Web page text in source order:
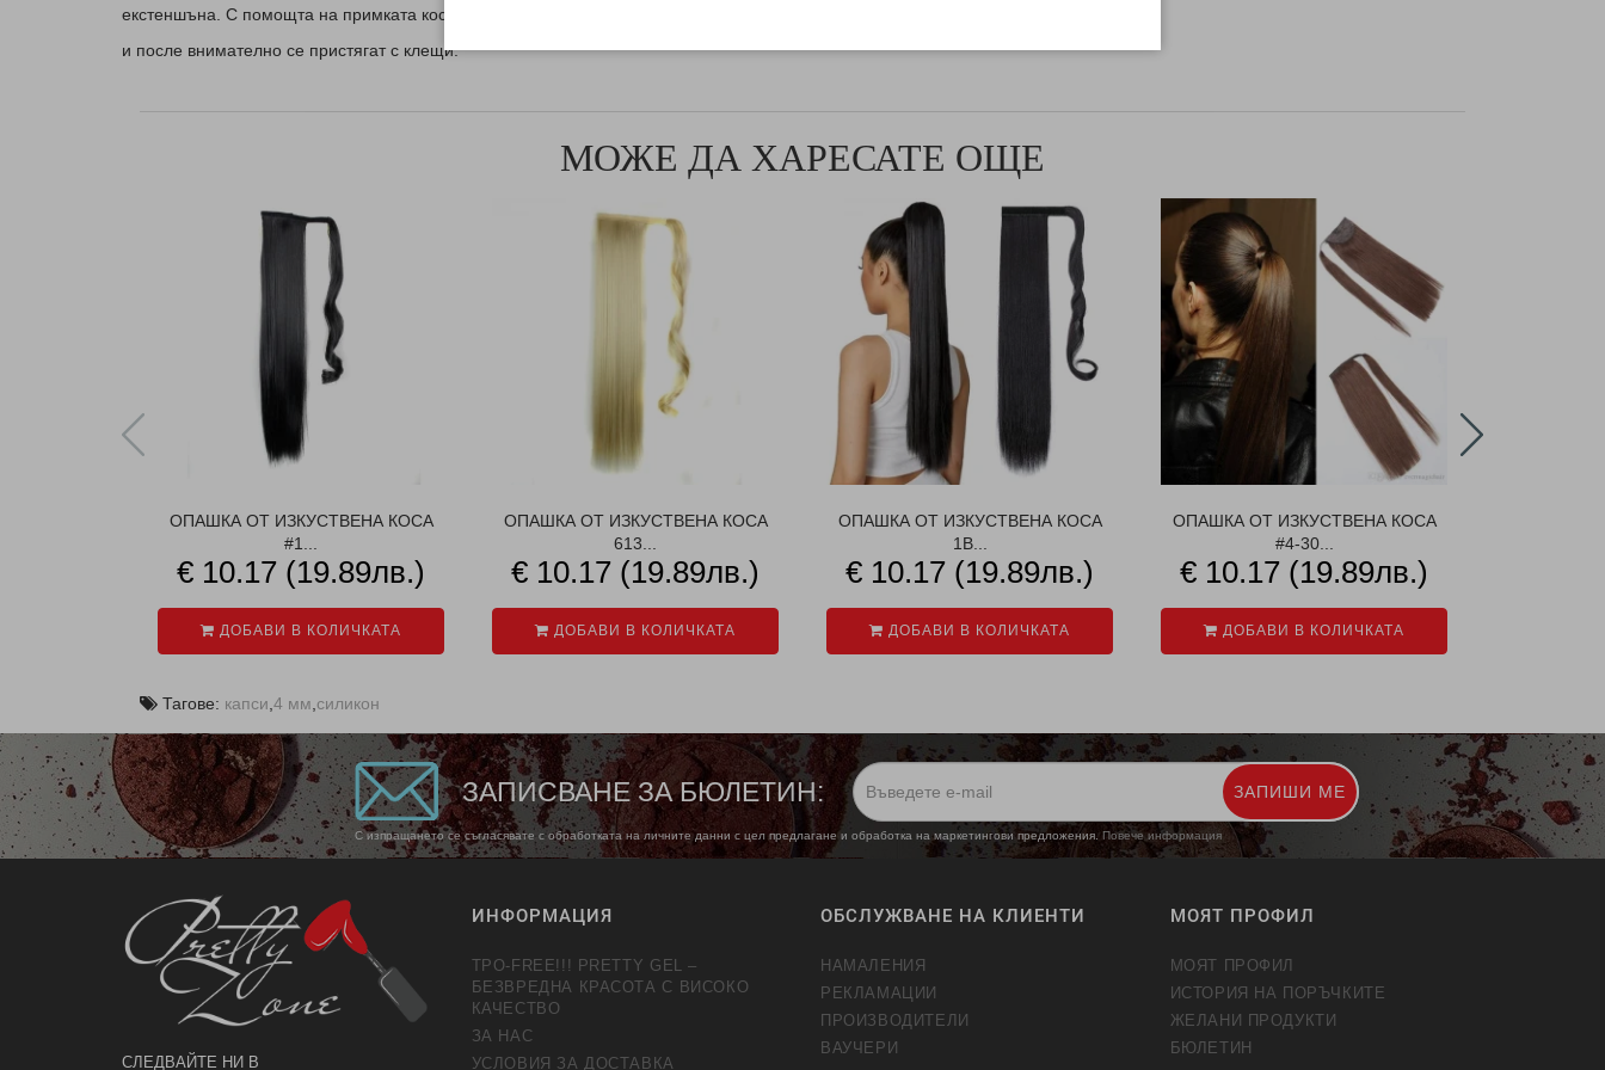
екстеншъна. С помощта на примката косата и екстеншъна се издърпват през капсата
и после внимателно се пристягат с клещи.
МОЖЕ ДА ХАРЕСАТЕ ОЩЕ
ОПАШКА ОТ ИЗКУСТВЕНА КОСА
#1...
€ 10.17 (19.89лв.)
ДОБАВИ В КОЛИЧКАТА
ОПАШКА ОТ ИЗКУСТВЕНА КОСА
613...
€ 10.17 (19.89лв.)
ДОБАВИ В КОЛИЧКАТА
ОПАШКА ОТ ИЗКУСТВЕНА КОСА
1B...
€ 10.17 (19.89лв.)
ДОБАВИ В КОЛИЧКАТА
ОПАШКА ОТ ИЗКУСТВЕНА КОСА
#4-30...
€ 10.17 (19.89лв.)
ДОБАВИ В КОЛИЧКАТА
Тагове: капси 4 мм силикон
ЗАПИСВАНЕ ЗА БЮЛЕТИН: ЗАПИШИ МЕ
С изпращането се съгласявате с обработката на личните данни с цел предлагане и обработка на маркетингови предложения. Повече информация
СЛЕДВАЙТЕ НИ В
ИНФОРМАЦИЯ
TPO-FREE!!! PRETTY GEL –
БЕЗВРЕДНА КРАСОТА С ВИСОКО
КАЧЕСТВО
ЗА НАС
УСЛОВИЯ ЗА ДОСТАВКА
ОБСЛУЖВАНЕ НА КЛИЕНТИ
НАМАЛЕНИЯ
РЕКЛАМАЦИИ
ПРОИЗВОДИТЕЛИ
ВАУЧЕРИ
МОЯТ ПРОФИЛ
МОЯТ ПРОФИЛ
ИСТОРИЯ НА ПОРЪЧКИТЕ
ЖЕЛАНИ ПРОДУКТИ
БЮЛЕТИН